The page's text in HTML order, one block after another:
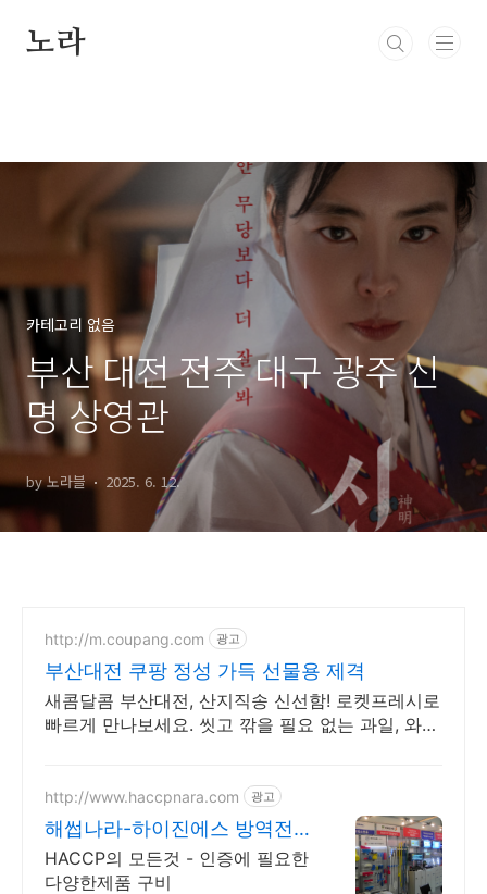
노라
카테고리 없음
부산 대전 전주 대구 광주 신
명 상영관
by 노라블 2025. 6. 12.
http://m.coupang.com 광고
부산대전 쿠팡 정성 가득 선물용 제격
새콤달콤 부산대전, 산지직송 신선함! 로켓프레시로
빠르게 만나보세요. 씻고 깎을 필요 없는 과일, 와우
http://www.haccpnara.com 광고
해썹나라-하이진에스 방역전
문쇼핑몰
HACCP의 모든것 - 인증에 필요한
다양한제품 구비